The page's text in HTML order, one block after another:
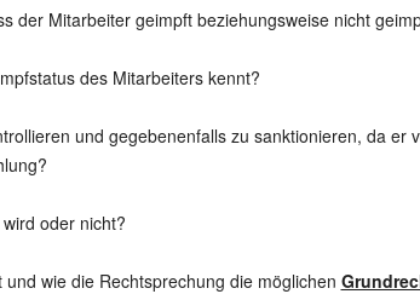
der Mitarbeiter geimpft beziehungsweise nicht
des Mitarbeiters kennt?
und gegebenenfalls zu sanktionieren, da er
oder nicht?
wie die Rechtsprechung die möglichen